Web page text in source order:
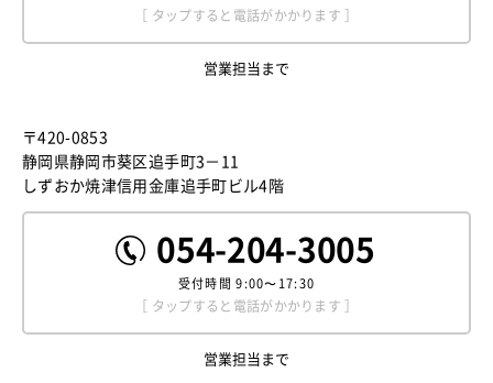
［ タップすると電話がかかります ］
営業担当まで
〒420-0853
静岡県静岡市葵区追手町3－11
しずおか焼津信用金庫追手町ビル4階
054-204-3005
受付時間9:00〜17:30
［ タップすると電話がかかります ］
営業担当まで